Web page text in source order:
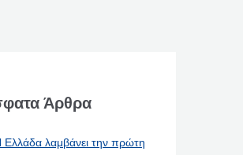
Άρθρα
Ελλάδα λαμβάνει την πρώτη